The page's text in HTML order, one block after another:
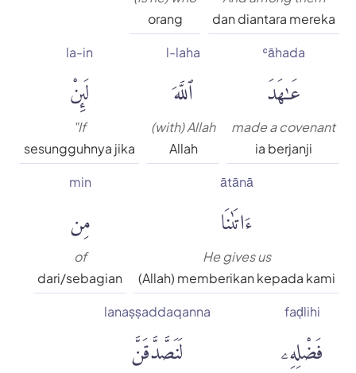
dan diantara mereka
orang
ʿāhada
عَٰهَدَ
made a covenant
ia berjanji
l-laha
ٱللَّهَ
(with) Allah
Allah
la-in
لَئِنْ
"If
sesungguhnya jika
ātānā
ءَاتَىٰنَا
He gives us
(Allah) memberikan kepada kami
min
مِن
of
dari/sebagian
faḍlihi
فَضْلِهِۦ
lanaṣṣaddaqanna
لَنَصَّدَّقَنَّ